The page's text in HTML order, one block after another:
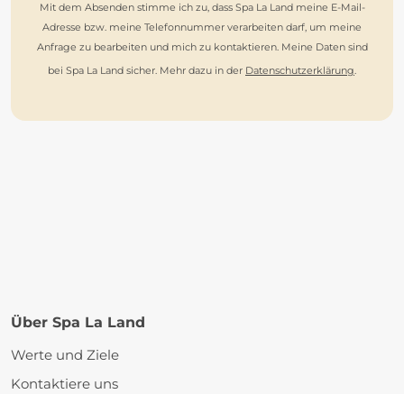
Mit dem Absenden stimme ich zu, dass Spa La Land meine E-Mail-
Adresse bzw. meine Telefonnummer verarbeiten darf, um meine
Anfrage zu bearbeiten und mich zu kontaktieren. Meine Daten sind
bei Spa La Land sicher. Mehr dazu in der Datenschutzerklärung.
Über Spa La Land
Werte und Ziele
Kontaktiere uns